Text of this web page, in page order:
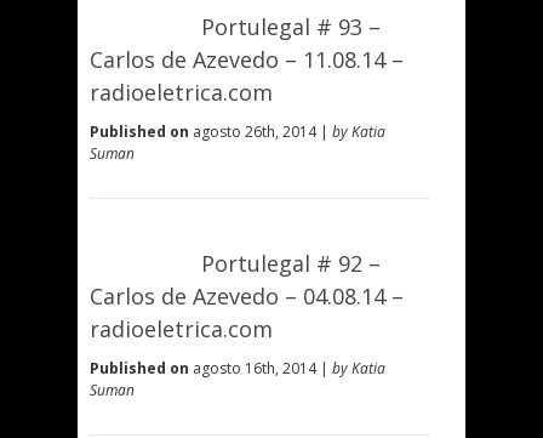
Portulegal # 93 –
Carlos de Azevedo – 11.08.14 –
radioeletrica.com
Published on agosto 26th, 2014 | by Katia
Suman
Portulegal # 92 –
Carlos de Azevedo – 04.08.14 –
radioeletrica.com
Published on agosto 16th, 2014 | by Katia
Suman